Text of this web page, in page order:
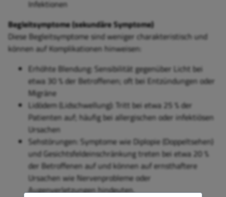
Infektionen
Begleitsymptome (sekundäre Symptome)
Diese Begleitsymptome sind weniger charakteristisch und
können auf Komplikationen hinweisen:
Erhöhte Blendung: Sensibilität gegenüber Licht bei
etwa 30 % der Betroffenen; oft bei Entzündungen oder
Migräne
Lidödem (Lidschwellung): Tritt bei etwa 25 % der
Patienten auf; häufig bei allergischen oder infektiösen
Ursachen
Sehstörungen: Symptome wie Diplopie (Doppeltsehen)
und Gesichtsfeldeinschränkung treten bei etwa 20 %
der Betroffenen auf und können auf ernsthaftere
Ursachen wie Nervenprobleme oder
Augenverletzungen hindeuten.